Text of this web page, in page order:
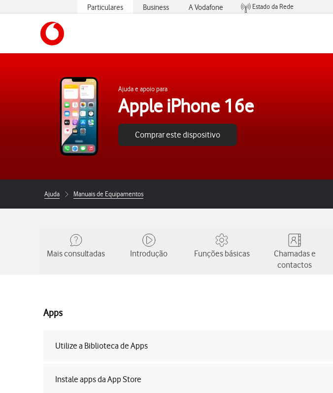
Particulares Business A Vodafone
Estado da Rede
Ajuda e apoio para
Apple iPhone 16e
Comprar este dispositivo
Ajuda Manuais de Equipamentos
Mais consultadas Introdução Funções básicas
Chamadas e
contactos
Apps
Utilize a Biblioteca de Apps
Instale apps da App Store